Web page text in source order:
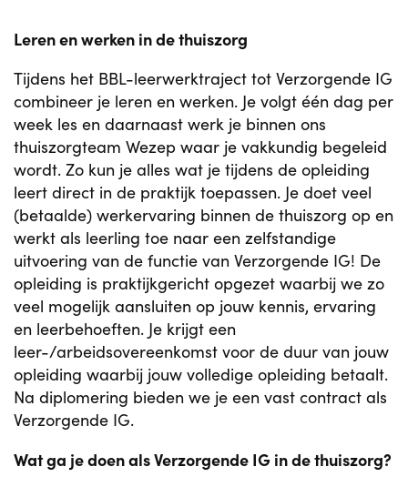
Leren en werken in de thuiszorg
Tijdens het BBL-leerwerktraject tot Verzorgende IG
combineer je leren en werken. Je volgt één dag per
week les en daarnaast werk je binnen ons
thuiszorgteam Wezep waar je vakkundig begeleid
wordt. Zo kun je alles wat je tijdens de opleiding
leert direct in de praktijk toepassen. Je doet veel
(betaalde) werkervaring binnen de thuiszorg op en
werkt als leerling toe naar een zelfstandige
uitvoering van de functie van Verzorgende IG! De
opleiding is praktijkgericht opgezet waarbij we zo
veel mogelijk aansluiten op jouw kennis, ervaring
en leerbehoeften. Je krijgt een
leer-/arbeidsovereenkomst voor de duur van jouw
opleiding waarbij jouw volledige opleiding betaalt.
Na diplomering bieden we je een vast contract als
Verzorgende IG.
Wat ga je doen als Verzorgende IG in de thuiszorg?